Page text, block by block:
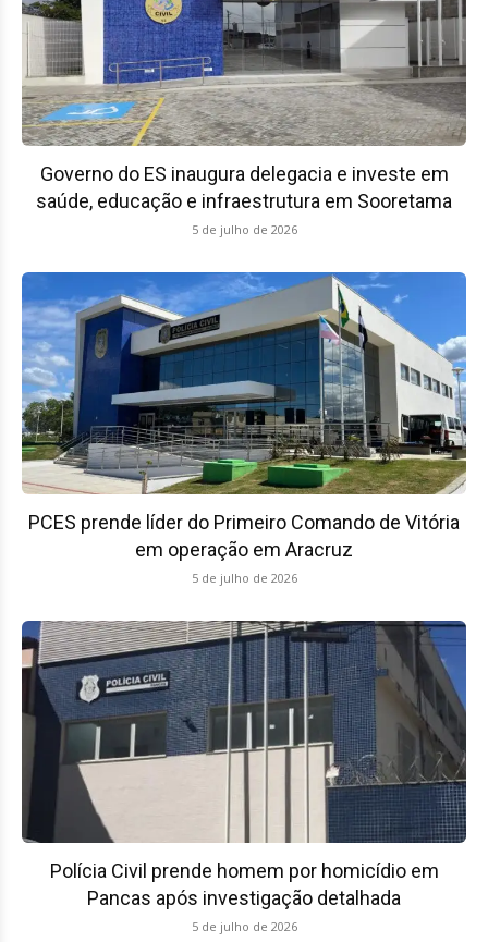
Governo do ES inaugura delegacia e investe em
saúde, educação e infraestrutura em Sooretama
5 de julho de 2026
PCES prende líder do Primeiro Comando de Vitória
em operação em Aracruz
5 de julho de 2026
Polícia Civil prende homem por homicídio em
Pancas após investigação detalhada
5 de julho de 2026